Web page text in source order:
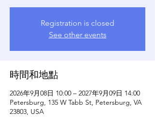
Registration is closed
See other events
時間和地點
2026年9月08日 10:00 – 2027年9月09日 14:00
Petersburg, 135 W Tabb St, Petersburg, VA
23803, USA